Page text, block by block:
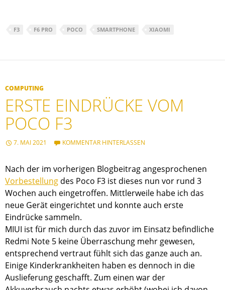
F3 F6 PRO POCO SMARTPHONE XIAOMI
COMPUTING
ERSTE EINDRÜCKE VOM
POCO F3
7. MAI 2021 KOMMENTAR HINTERLASSEN
Nach der im vorherigen Blogbeitrag angesprochenen
Vorbestellung des Poco F3 ist dieses nun vor rund 3
Wochen auch eingetroffen. Mittlerweile habe ich das
neue Gerät eingerichtet und konnte auch erste
Eindrücke sammeln.
MIUI ist für mich durch das zuvor im Einsatz befindliche
Redmi Note 5 keine Überraschung mehr gewesen,
entsprechend vertraut fühlt sich das ganze auch an.
Einige Kinderkrankheiten haben es dennoch in die
Auslieferung geschafft. Zum einen war der